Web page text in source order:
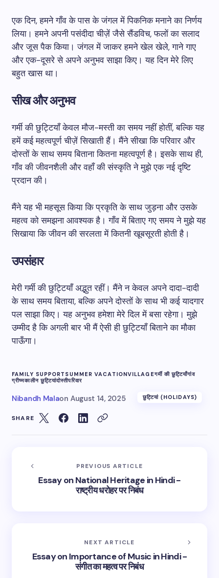
एक दिन, हमने गाँव के पास के जंगल में पिकनिक मनाने का निर्णय
लिया। हमने अपनी पसंदीदा चीज़ें जैसे सैंडविच, फलों का सलाद
और जूस पैक किया। जंगल में जाकर हमने खेल खेले, गाने गाए
और एक-दूसरे से अपने अनुभव साझा किए। यह दिन मेरे लिए
बहुत खास था।
सीख और अनुभव
गर्मी की छुट्टियाँ केवल मौज-मस्ती का समय नहीं होतीं, बल्कि यह
हमें कई महत्वपूर्ण चीज़ें सिखाती हैं। मैंने सीखा कि परिवार और
दोस्तों के साथ समय बिताना कितना महत्वपूर्ण है। इसके साथ ही,
गाँव की जीवनशैली और वहाँ की संस्कृति ने मुझे एक नई दृष्टि
प्रदान की।
मैंने यह भी महसूस किया कि प्रकृति के साथ जुड़ना और उसके
महत्व को समझना आवश्यक है। गाँव में बिताए गए समय ने मुझे यह
सिखाया कि जीवन की सरलता में कितनी खूबसूरती होती है।
उपसंहार
मेरी गर्मी की छुट्टियाँ अद्भुत रहीं। मैंने न केवल अपने दादा-दादी
के साथ समय बिताया, बल्कि अपने दोस्तों के साथ भी कई यादगार
पल साझा किए। यह अनुभव हमेशा मेरे दिल में बसा रहेगा। मुझे
उम्मीद है कि अगली बार भी मैं ऐसी ही छुट्टियाँ बिताने का मौका
पाऊँगा।
FAMILY SUPPORT SUMMER VACATIONVILLAGEगर्मी की छुट्टियाँगांव
ग्रीष्मकालीन छुट्टियांदोस्तीपरिवार
Nibandh Malaon August 14, 2025 छुट्टियां (HOLIDAYS)
SHARE
PREVIOUS ARTICLE
Essay on National Heritage in Hindi -
राष्ट्रीय धरोहर पर निबंध
NEXT ARTICLE
Essay on Importance of Music in Hindi -
संगीत का महत्व पर निबंध